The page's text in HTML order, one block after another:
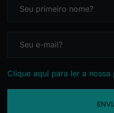
Clique aqui para ler a